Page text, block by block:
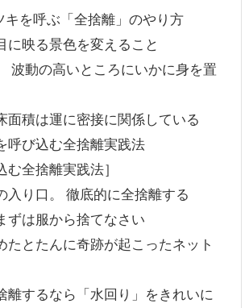
キを呼ぶ「全捨離」のやり方
に映る景色を変えること
波動の高いところにいかに身を置
面積は運に密接に関係している
呼び込む全捨離実践法
む全捨離実践法］
入り口。 徹底的に全捨離する
ずは服から捨てなさい
たとたんに奇跡が起こったネット
離するなら「水回り」をきれいに